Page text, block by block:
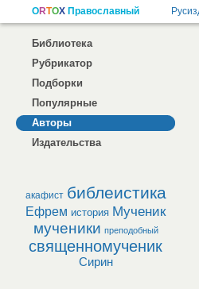
Библиотека
Рубрикатор
Подборки
Популярные
Авторы
Издательства
акафист библеистика
Ефрем история Мученик
мученики преподобный
священномученик
Сирин